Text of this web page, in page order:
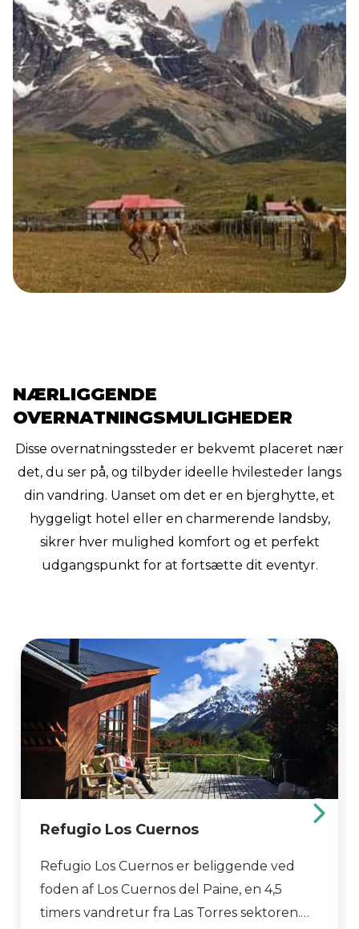
NÆRLIGGENDE
OVERNATNINGSMULIGHEDER
Disse overnatningssteder er bekvemt placeret nær
det, du ser på, og tilbyder ideelle hvilesteder langs
din vandring. Uanset om det er en bjerghytte, et
hyggeligt hotel eller en charmerende landsby,
sikrer hver mulighed komfort og et perfekt
udgangspunkt for at fortsætte dit eventyr.
Refugio Los Cuernos
Refugio Los Cuernos er beliggende ved
foden af Los Cuernos del Paine, en 4,5
timers vandretur fra Las Torres sektoren.